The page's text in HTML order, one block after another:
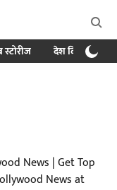
स्टोरीज देश विदेश
News | Get Top
News at